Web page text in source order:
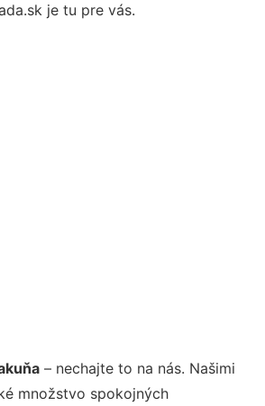
je tu pre vás.
– nechajte to na nás. Našimi
množstvo spokojných